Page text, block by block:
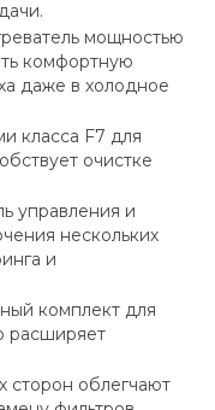
мощностью
комфортную
даже в холодное
класса F7 для
очистке
управления и
нескольких
и
комплект для
расширяет
сторон облегчают